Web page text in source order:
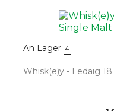
An Lager 4
Whisk(e)y - Ledaig